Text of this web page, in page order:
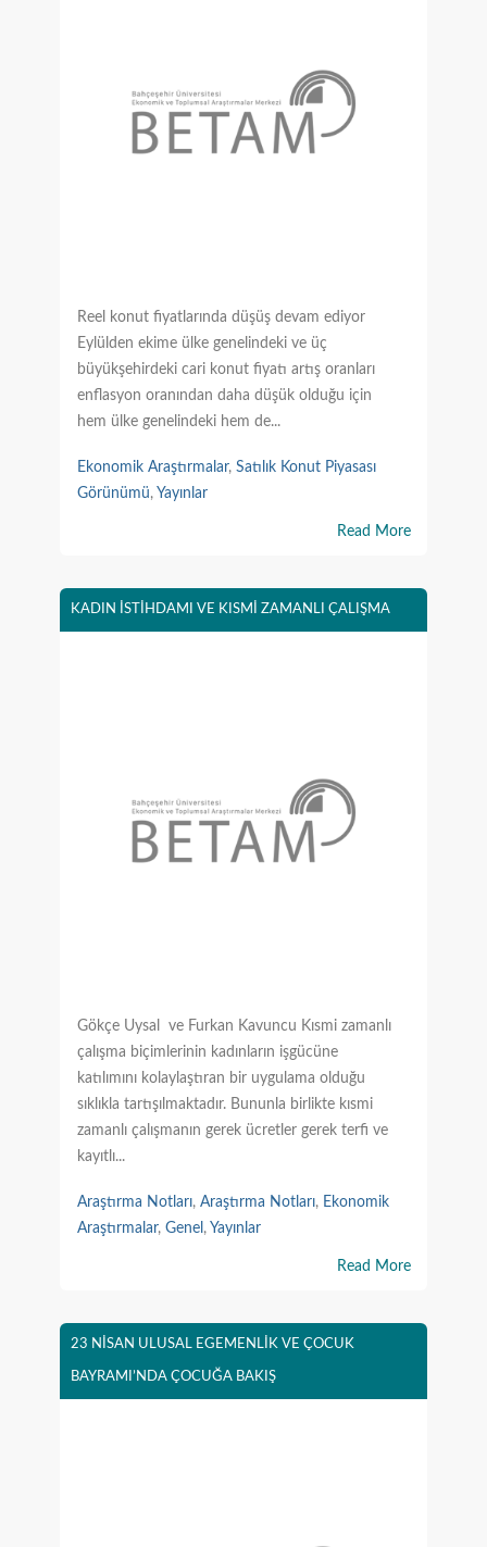
Reel konut fiyatlarında düşüş devam ediyor
Eylülden ekime ülke genelindeki ve üç
büyükşehirdeki cari konut fiyatı artış oranları
enflasyon oranından daha düşük olduğu için
hem ülke genelindeki hem de...
Ekonomik Araştırmalar, Satılık Konut Piyasası
Görünümü, Yayınlar
Read More
KADIN İSTİHDAMI VE KISMİ ZAMANLI ÇALIŞMA
Gökçe Uysal ve Furkan Kavuncu Kısmi zamanlı
çalışma biçimlerinin kadınların işgücüne
katılımını kolaylaştıran bir uygulama olduğu
sıklıkla tartışılmaktadır. Bununla birlikte kısmi
zamanlı çalışmanın gerek ücretler gerek terfi ve
kayıtlı...
Araştırma Notları, Araştırma Notları, Ekonomik
Araştırmalar, Genel , Yayınlar
Read More
23 NİSAN ULUSAL EGEMENLİK VE ÇOCUK
BAYRAMI’NDA ÇOCUĞA BAKIŞ